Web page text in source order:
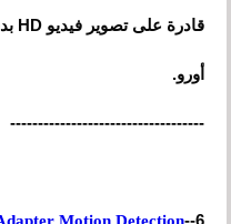
أورو.
-----------------------------------
6--